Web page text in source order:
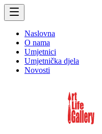
Naslovna
O nama
Umjetnici
Umjetnička djela
Novosti